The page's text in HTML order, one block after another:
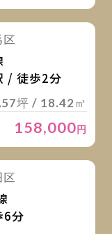
/ 徒歩2分
坪 / 18.42㎡
158,000円
6分